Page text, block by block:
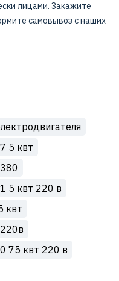
лицами. Закажите
самовывоз с наших
5 квт
5 квт 220 в
квт
75 квт 220 в